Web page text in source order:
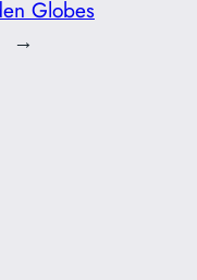
Globes
→